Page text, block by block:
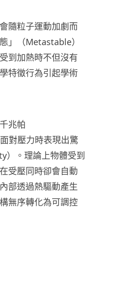
隨粒子運動加劇而
」（Metastable）
到加熱時不但沒有
特徵行為引起學術
兆帕
對壓力時表現出驚
）。理論上物體受到
受壓同時卻會自動
部透過熱驅動產生
無序轉化為可調控